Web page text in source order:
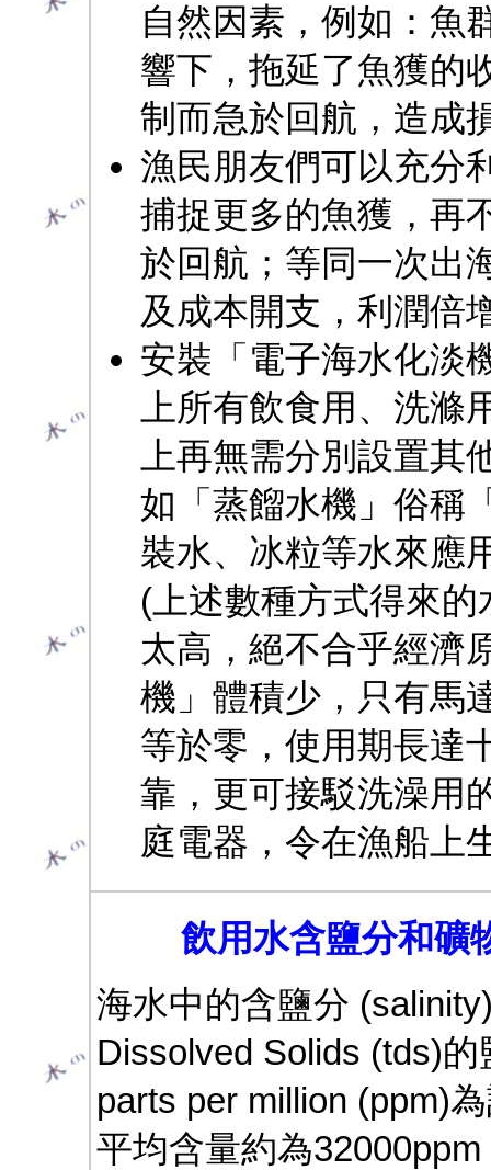
自然因素，例如：魚
響下，拖延了魚獲的
制而急於回航，造成
漁民朋友們可以充分
捕捉更多的魚獲，再
於回航；等同一次出
及成本開支，利潤倍
安裝「電子海水化淡
上所有飲食用、洗
上再無需分別設置
如「蒸餾水機」俗稱
裝水、冰粒等水來應
(上述數種方式得來
太高，絕不合乎經濟
機」體積少，只有馬
等於零，使用期長達
靠，更可接駁洗澡用
庭電器，令在漁船上
飲用水含鹽分和礦
海水中的含鹽分
Dissolved Solids (tds)
parts per million (ppm)
平均含量約為